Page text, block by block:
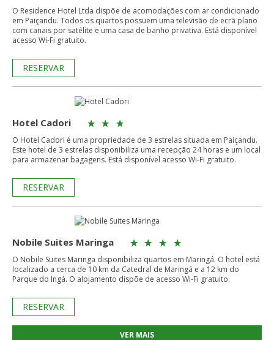
O Residence Hotel Ltda dispõe de acomodações com ar condicionado
em Paiçandu. Todos os quartos possuem uma televisão de ecrã plano
com canais por satélite e uma casa de banho privativa. Está disponível
acesso Wi-Fi gratuito.
RESERVAR
Hotel Cadori
O Hotel Cadori é uma propriedade de 3 estrelas situada em Paiçandu.
Este hotel de 3 estrelas disponibiliza uma recepção 24 horas e um local
para armazenar bagagens. Está disponível acesso Wi-Fi gratuito.
RESERVAR
Nobile Suites Maringa
O Nobile Suites Maringa disponibiliza quartos em Maringá. O hotel está
localizado a cerca de 10 km da Catedral de Maringá e a 12 km do
Parque do Ingá. O alojamento dispõe de acesso Wi-Fi gratuito.
RESERVAR
VER MAIS